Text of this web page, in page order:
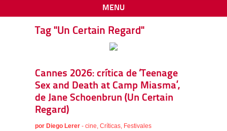
MENU
Tag "Un Certain Regard"
Cannes 2026: crítica de ‘Teenage
Sex and Death at Camp Miasma’,
de Jane Schoenbrun (Un Certain
Regard)
por Diego Lerer - cine, Críticas, Festivales